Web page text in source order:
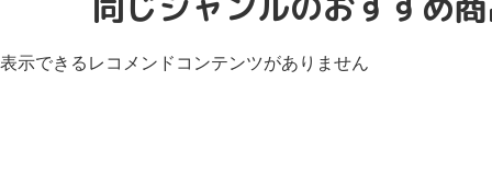
表示できるレコメンドコンテンツがありません